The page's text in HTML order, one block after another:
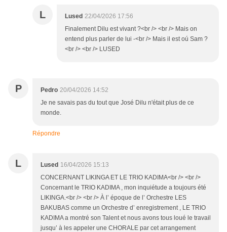
L Lused 22/04/2026 17:56
Finalement Dilu est vivant ?<br /> <br /> Mais on
entend plus parler de lui -<br /> Mais il est oú Sam ?
<br /> <br /> LUSED
P Pedro 20/04/2026 14:52
Je ne savais pas du tout que José Dilu n'était plus de ce
monde.
Répondre
L Lused 16/04/2026 15:13
CONCERNANT LIKINGA ET LE TRIO KADIMA<br /> <br />
Concernant le TRIO KADIMA , mon inquiétude a toujours été
LIKINGA.<br /> <br /> À l’ époque de l’ Orchestre LES
BAKUBAS comme un Orchestre d’ enregistrement , LE TRIO
KADIMA a montré son Talent et nous avons tous loué le travail
jusqu’ à les appeler une CHORALE par cet arrangement